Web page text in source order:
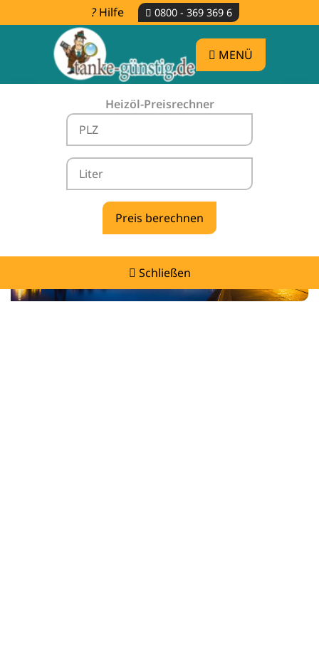
Hilfe 0800 - 369 369 6
MENÜ
Heizöl-Preisrechner
Schließen
Heizölpreise Norden -
vergleichen & günstig tanken